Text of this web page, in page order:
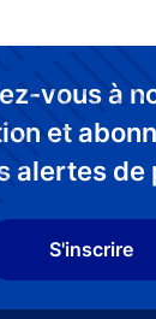
vous à
et
alertes de
S'inscrire